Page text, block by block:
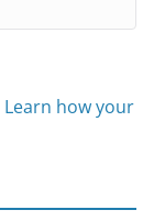
Learn how your